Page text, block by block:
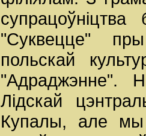
"Суквецце"
польскай
"Адраджэнне".
Лідскай
Купалы, але мы